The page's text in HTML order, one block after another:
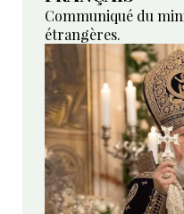
Communiqué du
étrangères.